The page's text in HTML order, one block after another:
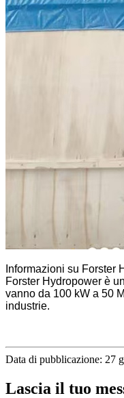
Informazioni su Forster
Forster Hydropower è
vanno da 100 kW a 50
industrie.
Data di pubblicazione: 27
Lascia il tuo